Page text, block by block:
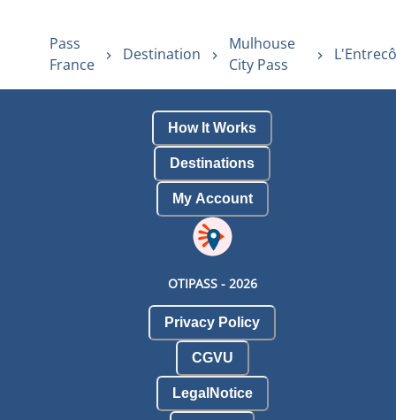
Pass
France
Destination
Mulhouse
City Pass
How It Works
Destinations
My Account
OTIPASS - 2026
Privacy Policy
CGVU
LegalNotice